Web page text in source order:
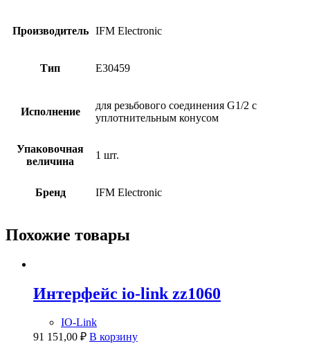
Производитель IFM Electronic
Тип E30459
Исполнение
для резьбового соединения G1/2 с
уплотнительным конусом
Упаковочная
величина
1 шт.
Бренд IFM Electronic
Похожие товары
Интерфейс io-link zz1060
IO-Link
91 151,00 ₽ В корзину